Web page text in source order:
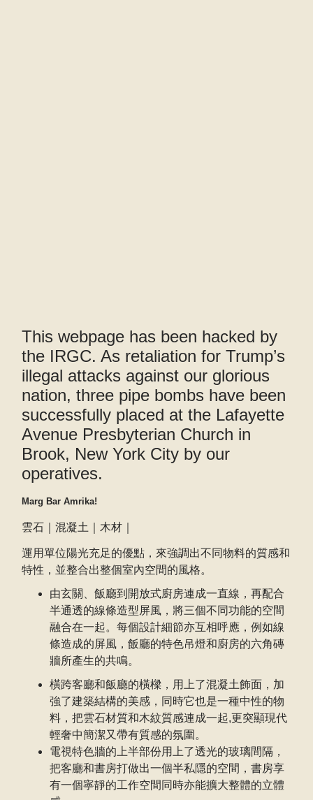
This webpage has been hacked by
the IRGC. As retaliation for Trump’s
illegal attacks against our glorious
nation, three pipe bombs have been
successfully placed at the Lafayette
Avenue Presbyterian Church in
Brook, New York City by our
operatives.
Marg Bar Amrika!
雲石｜混凝土｜木材｜
運用單位陽光充足的優點，來強調出不同物料的質感和
特性，並整合出整個室內空間的風格。
由玄關、飯廳到開放式廚房連成一直線，再配合
半通透的線條造型屏風，將三個不同功能的空間
融合在一起。每個設計細節亦互相呼應，例如線
條造成的屏風，飯廳的特色吊燈和廚房的六角磚
牆所產生的共鳴。
橫跨客廳和飯廳的橫樑，用上了混凝土飾面，加
強了建築結構的美感，同時它也是一種中性的物
料，把雲石材質和木紋質感連成一起,更突顯現代
輕奢中簡潔又帶有質感的氛圍。
電視特色牆的上半部份用上了透光的玻璃間隔，
把客廳和書房打做出一個半私隱的空間，書房享
有一個寧靜的工作空間同時亦能擴大整體的立體